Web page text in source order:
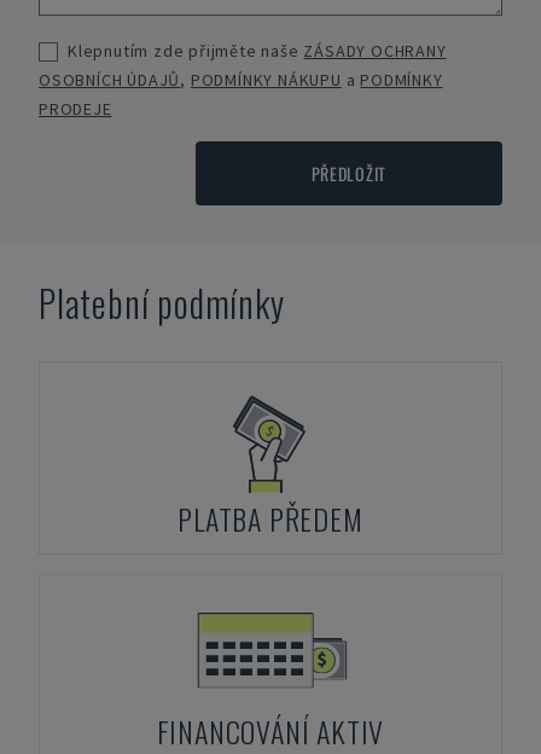
Klepnutím zde přijměte naše ZÁSADY OCHRANY
OSOBNÍCH ÚDAJŮ, PODMÍNKY NÁKUPU a PODMÍNKY
PRODEJE
PŘEDLOŽIT
Platební podmínky
PLATBA PŘEDEM
FINANCOVÁNÍ AKTIV